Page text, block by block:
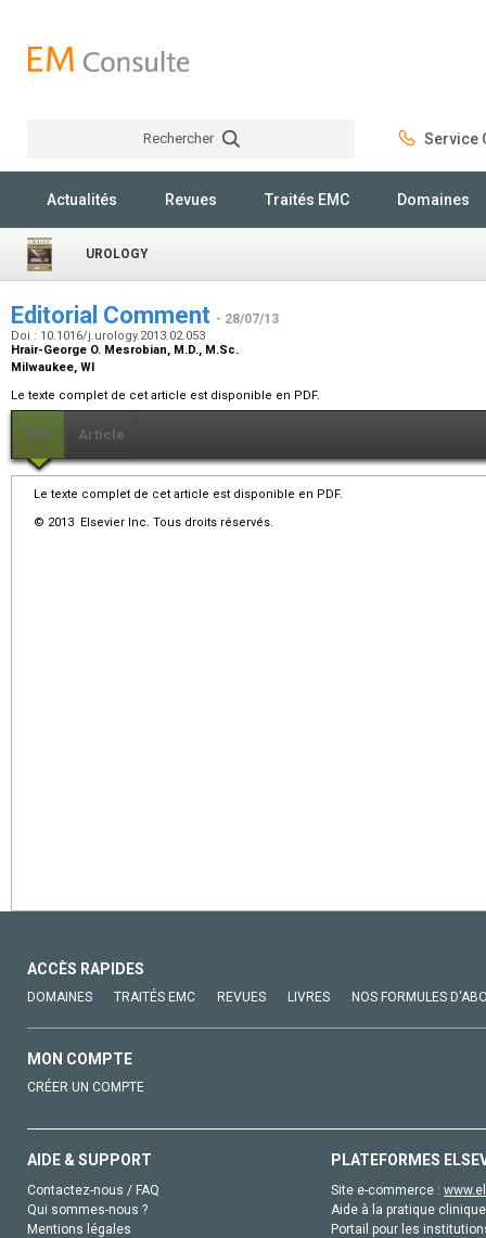
Rechercher Service
Actualités Revues Traités EMC Domaines
UROLOGY
Editorial Comment - 28/07/13
Doi : 10.1016/j.urology.2013.02.053
Hrair-George O. Mesrobian, M.D., M.Sc.
Milwaukee, WI
Le texte complet de cet article est disponible en PDF.
PDF Article
Le texte complet de cet article est disponible en PDF.
© 2013 Elsevier Inc. Tous droits réservés.
ACCÈS RAPIDES
DOMAINES TRAITÉS EMC REVUES LIVRES NOS FORMULES
MON COMPTE
CRÉER UN COMPTE
AIDE & SUPPORT
Contactez-nous / FAQ
Qui sommes-nous ?
Mentions légales
PLATEFORMES
Site e-commerce :
Aide à la pratique
Portail pour les